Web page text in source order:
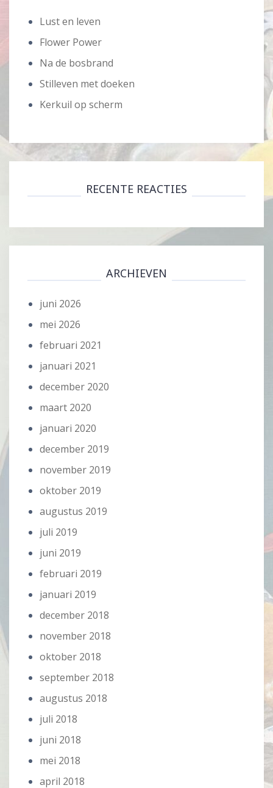
Lust en leven
Flower Power
Na de bosbrand
Stilleven met doeken
Kerkuil op scherm
RECENTE REACTIES
ARCHIEVEN
juni 2026
mei 2026
februari 2021
januari 2021
december 2020
maart 2020
januari 2020
december 2019
november 2019
oktober 2019
augustus 2019
juli 2019
juni 2019
februari 2019
januari 2019
december 2018
november 2018
oktober 2018
september 2018
augustus 2018
juli 2018
juni 2018
mei 2018
april 2018